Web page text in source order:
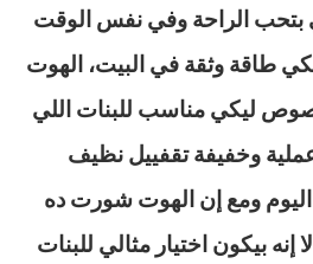
بتحب الراحة وفي نفس الوقت
طاقة وثقة في البيت، الهوت
ليكي مناسب للبنات اللي
وخفيفة تقفييل نظيف
ومع إن الهوت شورت ده
إنه بيكون اختيار مثالي للبنات